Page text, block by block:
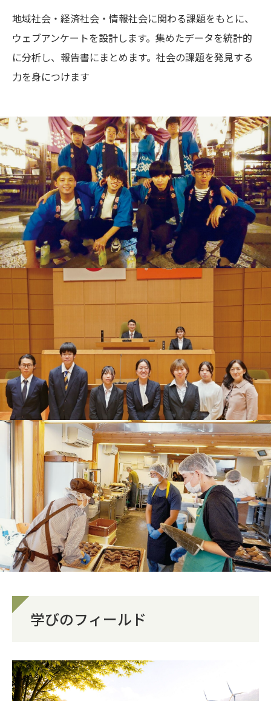
地域社会・経済社会・情報社会に関わる課題をもとに、
ウェブアンケートを設計します。集めたデータを統計的
に分析し、報告書にまとめます。社会の課題を発見する
力を身につけます
学びのフィールド